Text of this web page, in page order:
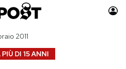
Auto
DI 15 ANNI
2011